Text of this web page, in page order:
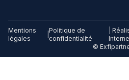
©
Mentions
légales
Politique de
confidentialité
|